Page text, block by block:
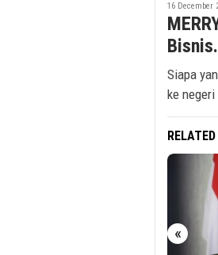
16 December
Siapa
ke negeri
«